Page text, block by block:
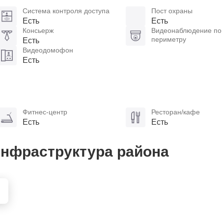
Система контроля доступа
Есть
Пост охраны
Есть
Консьерж
Есть
Видеонаблюдение по
периметру
Видеодомофон
Есть
Фитнес-центр
Есть
Ресторан/кафе
Есть
района